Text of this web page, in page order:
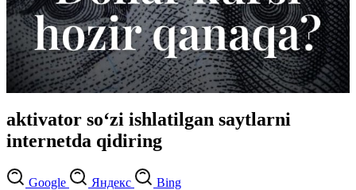
aktivator so‘zi ishlatilgan saytlarni
internetda qidiring
Google Яндекс Bing